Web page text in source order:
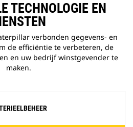
TECHNOLOGIE EN
verbonden gegevens- en
de efficiëntie te verbeteren, de
en uw bedrijf winstgevender te
maken.